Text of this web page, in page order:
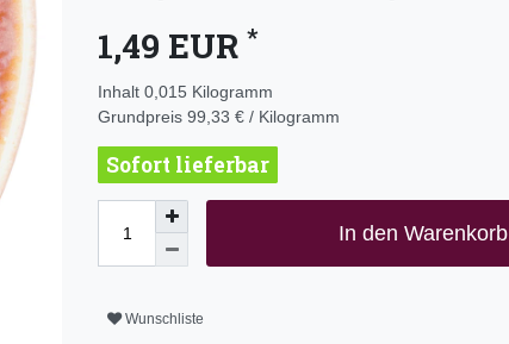
1,49 EUR *
Inhalt 0,015 Kilogramm
Grundpreis 99,33 € / Kilogramm
Sofort lieferbar
In den Warenkorb
Wunschliste